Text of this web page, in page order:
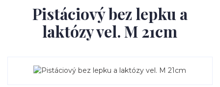
Pistáciový bez lepku a
laktózy vel. M 21cm